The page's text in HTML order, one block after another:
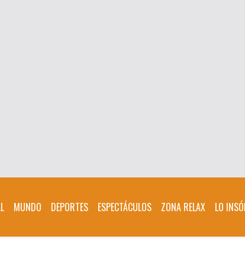
MUNDO DEPORTES ESPECTÁCULOS ZONA RELAX LO